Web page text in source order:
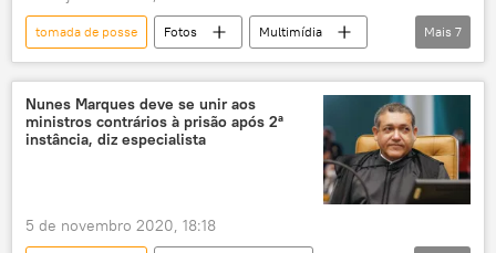
tomada de posse Fotos
Multimídia
Washington
EUA
Joe Biden
presidente
Guarda Nacional
militares
Donald Trump
Mais 7
Nunes Marques deve se unir aos
ministros contrários à prisão após 2ª
instância, diz especialista
5 de novembro 2020, 18:18